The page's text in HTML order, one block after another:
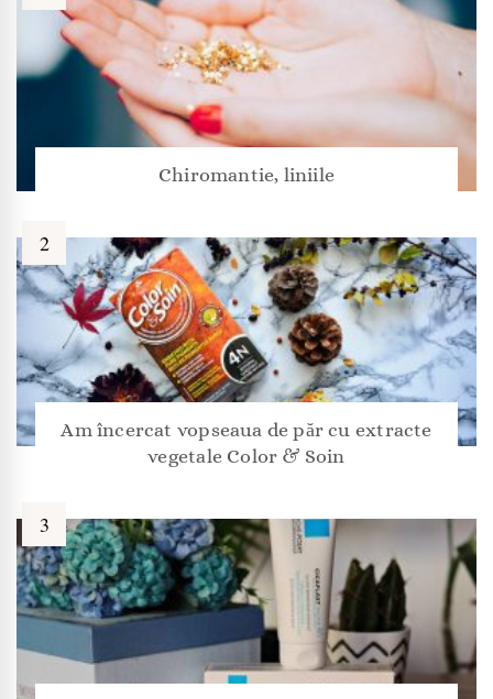
Chiromantie, liniile
Am încercat vopseaua de păr cu extracte
vegetale Color & Soin